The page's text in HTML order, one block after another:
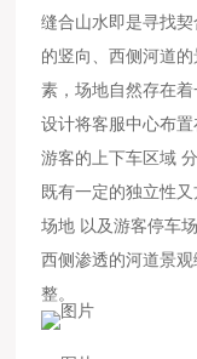
缝合山水即是寻找
的竖向、西侧河道
素，场地自然存在
设计将客服中心布
游客的上下车区域
既有一定的独立性
场地 以及游客停车
西侧渗透的河道景
整。